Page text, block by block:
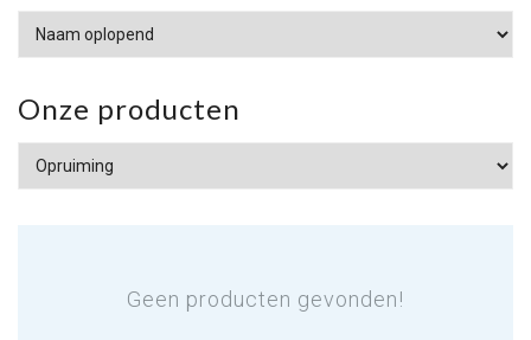
Onze producten
Geen producten gevonden!